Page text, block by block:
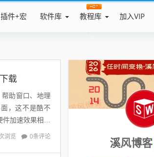
插件+宏 软件库 教程库 加入VIP
载
助窗口、地理
，这不是酷不
加速效果相当
浏览 0条评论
溪风博客